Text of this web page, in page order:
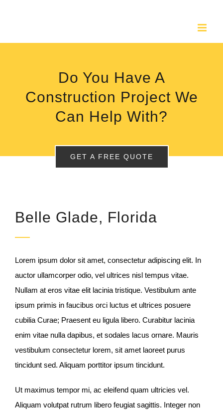
Do You Have A
Construction Project We
Can Help With?
GET A FREE QUOTE
Belle Glade, Florida
Lorem ipsum dolor sit amet, consectetur adipiscing elit. In
auctor ullamcorper odio, vel ultrices nisl tempus vitae.
Nullam at eros vitae elit lacinia tristique. Vestibulum ante
ipsum primis in faucibus orci luctus et ultrices posuere
cubilia Curae; Praesent eu ligula libero. Curabitur lacinia
enim vitae nulla dapibus, et sodales lacus ornare. Mauris
vestibulum consectetur lorem, sit amet laoreet purus
tincidunt sed. Aliquam porttitor ipsum tincidunt.
Ut maximus tempor mi, ac eleifend quam ultricies vel.
Aliquam volutpat rutrum libero feugiat sagittis. Integer non